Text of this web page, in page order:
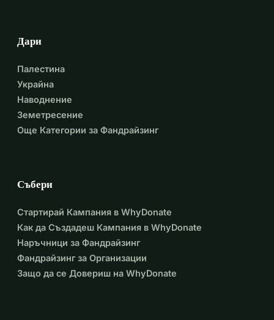
един ден отново ще направя първите си
самостоятелни крачки.
С благодарност,
Емил Немов
Дари
Палестина
Украйна
Наводнение
Земетресение
Още Категории за Фандрайзинг
Събери
Стартирай Кампания в WhyDonate
Как да Създадеш Кампания в WhyDonate
Наръчници за Фандрайзинг
Фандрайзинг за Организации
Защо да се Довериш на WhyDonate